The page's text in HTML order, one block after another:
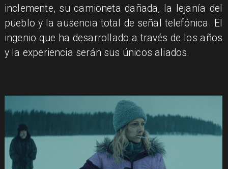
inclemente, su camioneta dañada, la lejanía del
pueblo y la ausencia total de señal telefónica. El
ingenio que ha desarrollado a través de los años
y la experiencia serán sus únicos aliados.